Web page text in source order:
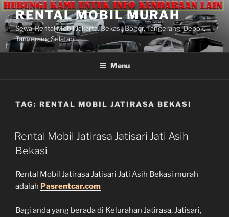
Lompat
ke
konten
RENTAL MOBIL MURAH
Sewa-Rental Mobil Jakarta, Bekasi, Bogor, Tangerang, Depok,
Tangerang Selatan
Menu
TAG: RENTAL MOBIL JATIRASA BEKASI
Rental Mobil Jatirasa Jatisari Jati Asih
Bekasi
Rental Mobil Jatirasa Jatisari Jati Asih Bekasi murah
adalah Pasrentcar.com
Bagi anda yang berada di Kelurahan Jatirasa, Jatisari,